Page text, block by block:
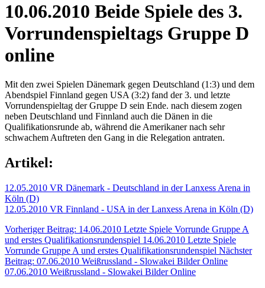
10.06.2010 Beide Spiele des 3.
Vorrundenspieltags Gruppe D
online
Mit den zwei Spielen Dänemark gegen Deutschland (1:3) und dem
Abendspiel Finnland gegen USA (3:2) fand der 3. und letzte
Vorrundenspieltag der Gruppe D sein Ende. nach diesem zogen
neben Deutschland und Finnland auch die Dänen in die
Qualifikationsrunde ab, während die Amerikaner nach sehr
schwachem Auftreten den Gang in die Relegation antraten.
Artikel:
12.05.2010 VR Dänemark - Deutschland in der Lanxess Arena in
Köln (D)
12.05.2010 VR Finnland - USA in der Lanxess Arena in Köln (D)
Vorheriger Beitrag: 14.06.2010 Letzte Spiele Vorrunde Gruppe A
und erstes Qualifikationsrundenspiel 14.06.2010 Letzte Spiele
Vorrunde Gruppe A und erstes Qualifikationsrundenspiel Nächster
Beitrag: 07.06.2010 Weißrussland - Slowakei Bilder Online
07.06.2010 Weißrussland - Slowakei Bilder Online